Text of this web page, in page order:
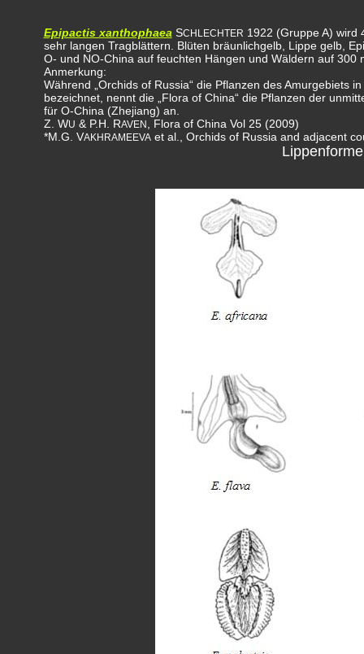
Epipactis xanthophaea SCHLECHTER 1922 (Gruppe A) wird
sehr langen Tragblättern. Blüten bräunlichgelb, Lippe gelb,
O- und NO-China auf feuchten Hängen und Wäldern auf 300
Anmerkung:
Während „Orchids of Russia“ die Pflanzen des Amurgebiets
bezeichnet, nennt die „Flora of China“ die Pflanzen der
für O-China (Zhejiang) an.
Z. WU & P.H. RAVEN
, Flora of China Vol 25 (2009)
*M.G. VAKHRAMEEVAet al., Orchids of Russia and adjacent